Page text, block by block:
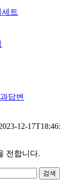
트
답변
12-
전합니다.
검색